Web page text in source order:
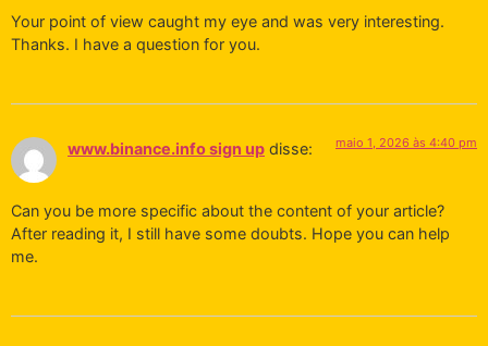
Your point of view caught my eye and was very interesting.
Thanks. I have a question for you.
www.binance.info sign up disse: maio 1, 2026 às 4:40 pm
Can you be more specific about the content of your article?
After reading it, I still have some doubts. Hope you can help
me.